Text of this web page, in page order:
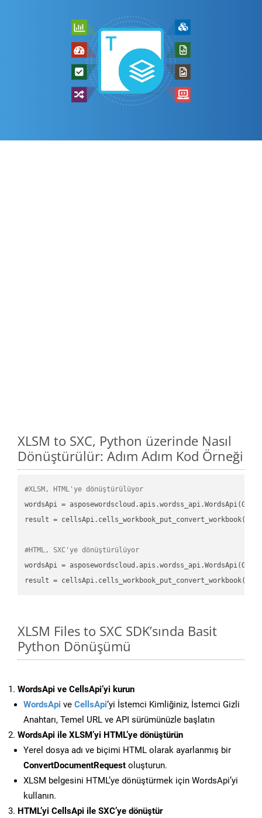
XLSM to SXC, Python üzerinde Nasıl
Dönüştürülür: Adım Adım Kod Örneği
#XLSM, HTML'ye dönüştürülüyor
wordsApi =
result =
#HTML, SXC'ye dönüştürülüyor
wordsApi =
result =
XLSM Files to SXC SDK’sında Basit
Python Dönüşümü
WordsApi ve CellsApi’yi kurun
WordsApi ve CellsApi‘yi İstemci Kimliğiniz, İstemci Gizli
Anahtarı, Temel URL ve API sürümünüzle başlatın
WordsApi ile XLSM’yi HTML’ye dönüştürün
Yerel dosya adı ve biçimi HTML olarak ayarlanmış bir
ConvertDocumentRequest oluşturun.
XLSM belgesini HTML’ye dönüştürmek için WordsApi’yi
kullanın.
HTML’yi CellsApi ile SXC’ye dönüştür